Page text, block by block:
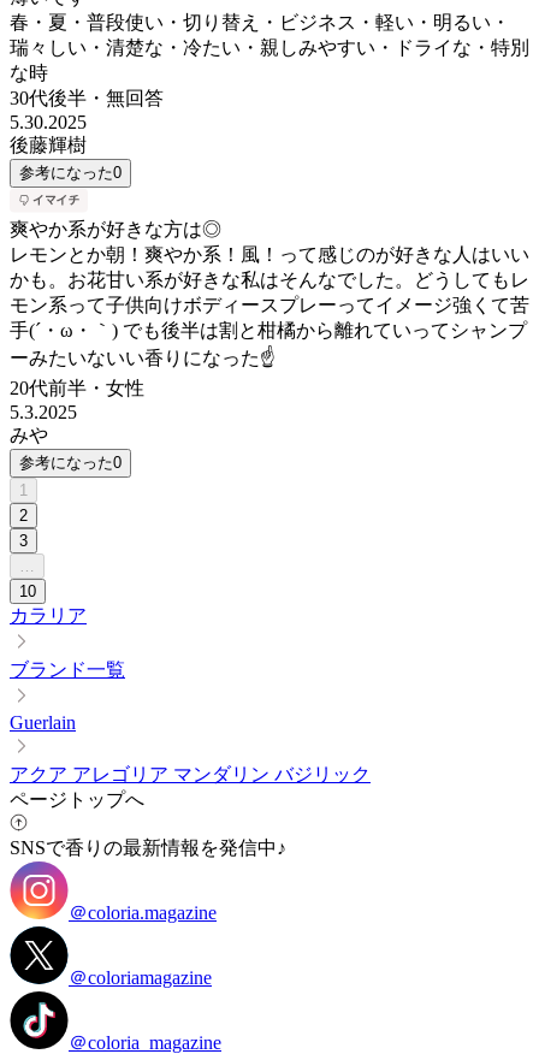
春・夏・普段使い・切り替え・ビジネス・軽い・明るい・
瑞々しい・清楚な・冷たい・親しみやすい・ドライな・特別
な時
30代後半 ・ 無回答
5.30.2025
後藤輝樹
参考になった0
爽やか系が好きな方は◎
レモンとか朝！爽やか系！風！って感じのが好きな人はいい
かも。お花甘い系が好きな私はそんなでした。どうしてもレ
モン系って子供向けボディースプレーってイメージ強くて苦
手(´・ω・｀) でも後半は割と柑橘から離れていってシャンプ
ーみたいないい香りになった☝️
20代前半 ・ 女性
5.3.2025
みや
参考になった0
1
2
3
10
カラリア
ブランド一覧
Guerlain
アクア アレゴリア マンダリン バジリック
ページトップへ
SNSで香りの最新情報を発信中♪
＠coloria.magazine
＠coloriamagazine
＠coloria_magazine